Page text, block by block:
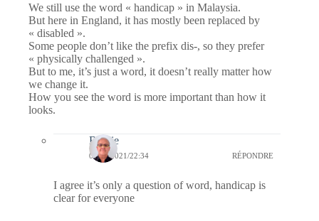
We still use the word « handicap » in Malaysia.
But here in England, it has mostly been replaced by
« disabled ».
Some people don’t like the prefix dis-, so they prefer
« physically challenged ».
But to me, it’s just a word, it doesn’t really matter how
we change it.
How you see the word is more important than how it
looks.
Bernie
08/07/2021/22:34 RÉPONDRE
I agree it’s only a question of word, handicap is
clear for everyone